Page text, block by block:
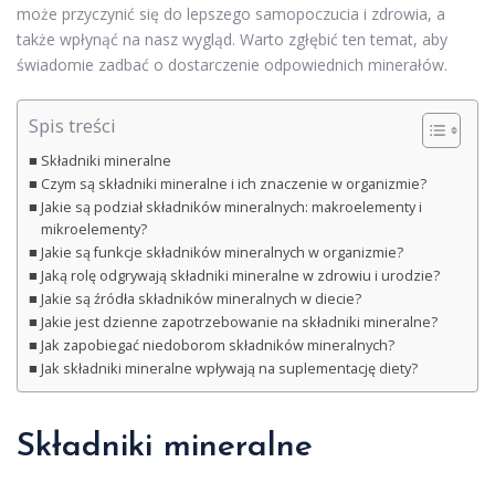
może przyczynić się do lepszego samopoczucia i zdrowia, a
także wpłynąć na nasz wygląd. Warto zgłębić ten temat, aby
świadomie zadbać o dostarczenie odpowiednich minerałów.
Spis treści
Składniki mineralne
Czym są składniki mineralne i ich znaczenie w organizmie?
Jakie są podział składników mineralnych: makroelementy i
mikroelementy?
Jakie są funkcje składników mineralnych w organizmie?
Jaką rolę odgrywają składniki mineralne w zdrowiu i urodzie?
Jakie są źródła składników mineralnych w diecie?
Jakie jest dzienne zapotrzebowanie na składniki mineralne?
Jak zapobiegać niedoborom składników mineralnych?
Jak składniki mineralne wpływają na suplementację diety?
Składniki mineralne